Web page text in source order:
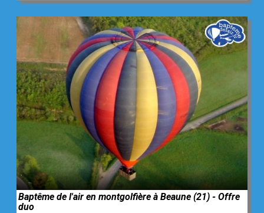
Baptême de l'air en montgolfière à Beaune (21) - Offre
duo